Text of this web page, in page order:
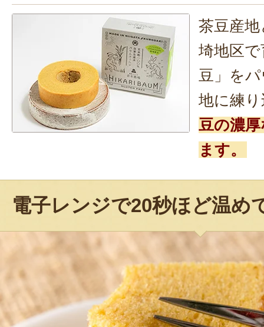
茶豆産
埼地区
豆」を
地に練
豆の濃
ます。
電子レンジで20秒ほど温め